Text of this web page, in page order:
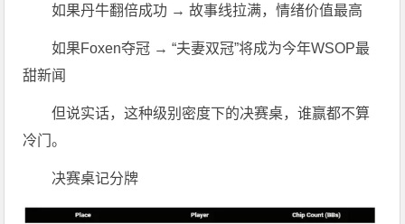
如果丹牛翻倍成功 → 故事线拉满，情绪价值最高
如果Foxen夺冠 → “夫妻双冠”将成为今年WSOP最
甜新闻
但说实话，这种级别密度下的决赛桌，谁赢都不算
冷门。
决赛桌记分牌